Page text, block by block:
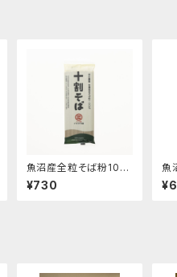
魚沼産全粒そば粉10
0%使用「十割そば乾
麺」(180g)グルテンフリ
¥730
魚
割